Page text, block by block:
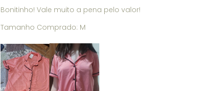
Bonitinho! Vale muito a pena pelo valor!
Tamanho Comprado: M